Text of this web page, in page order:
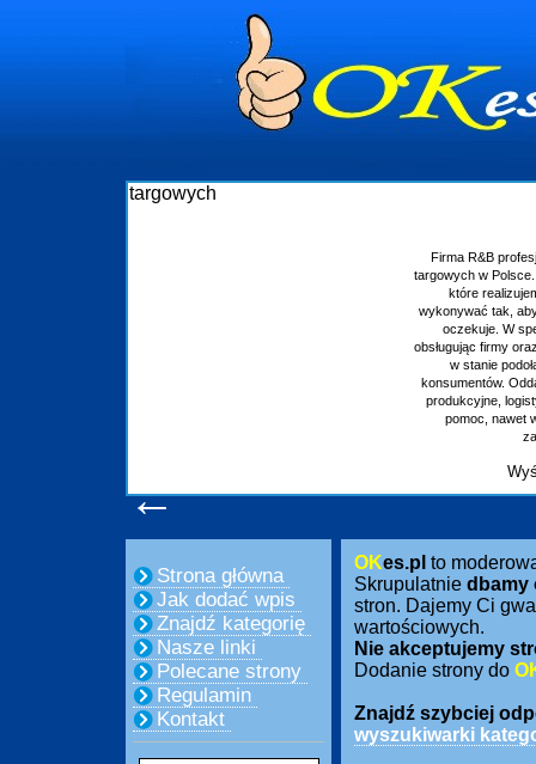
Budowa stoisk targowych
←
Strona główna
Jak dodać wpis
Znajdź kategorię
Nasze linki
Polecane strony
Regulamin
Kontakt
OKes.pl to
Skrupulatnie dbamy
stron. Dajemy Ci
wartościowych.
Nie akceptujemy
Dodanie strony do
Znajdź szybciej
wyszukiwarki